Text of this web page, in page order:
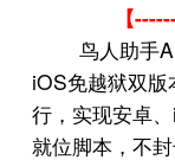
【
鸟人助手
iOS免越狱双版
行，实现安卓、
就位脚本，不